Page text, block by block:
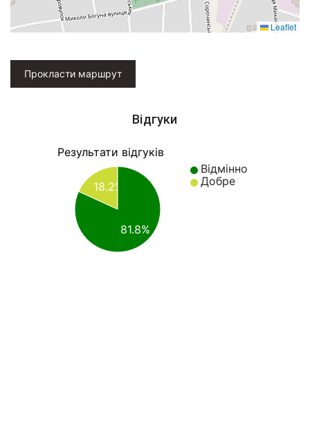
Leaflet
Прокласти маршрут
Відгуки
Результати відгуків
Відмінно
Добре
18.2%
81.8%